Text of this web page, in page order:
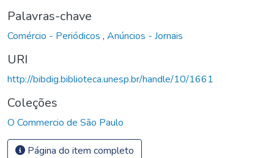
Palavras-chave
Comércio - Periódicos , Anúncios - Jornais
URI
http://bibdig.biblioteca.unesp.br/handle/10/1661
Coleções
O Commercio de São Paulo
Página do item completo